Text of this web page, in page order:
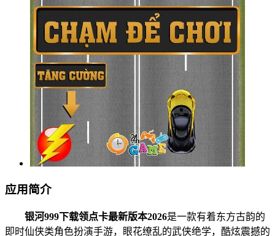
应用简介
银河999下载领点卡最新版本2026是一款有着东方古韵的
即时仙侠类角色扮演手游，眼花缭乱的武侠绝学，酷炫震撼的